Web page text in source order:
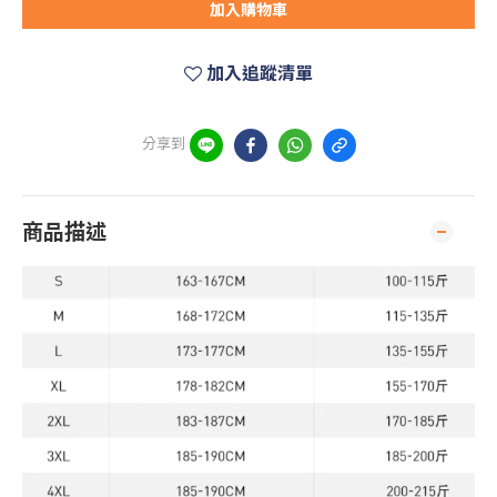
加入購物車
加入追蹤清單
分享到
商品描述